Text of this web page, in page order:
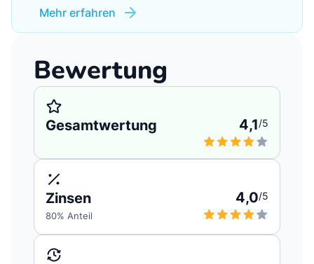
Mehr erfahren
Bewertung
Gesamtwertung 4,1/5
Zinsen 4,0/5
80% Anteil